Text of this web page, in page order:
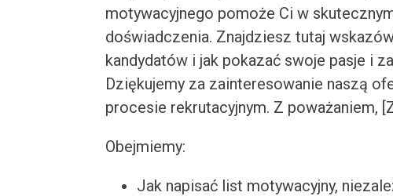
motywacyjnego pomoże Ci w
doświadczenia. Znajdziesz tutaj
kandydatów i jak pokazać swoje pasje i
Dziękujemy za zainteresowanie naszą
procesie rekrutacyjnym. Z poważaniem,
Obejmiemy:
Jak napisać list motywacyjny,